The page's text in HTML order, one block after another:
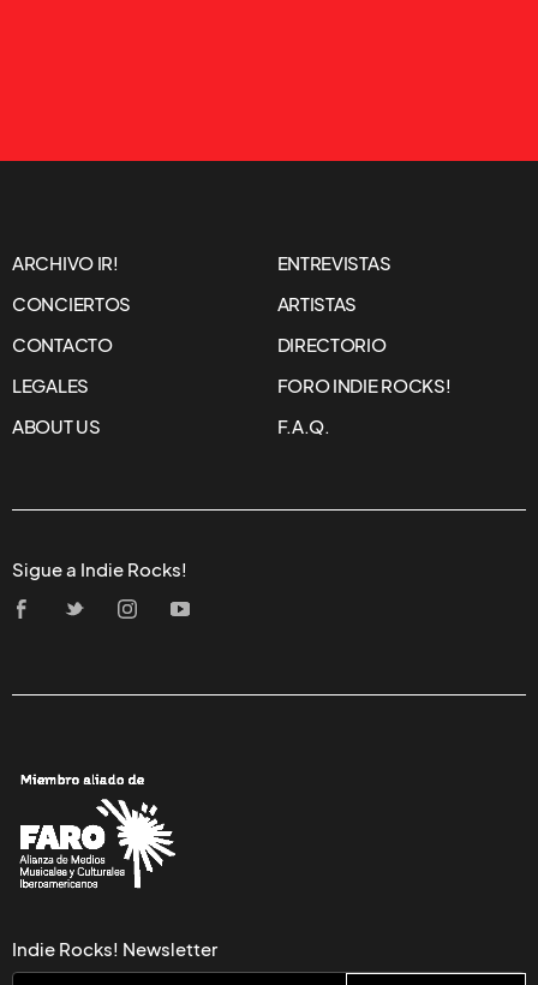
ARCHIVO IR!
ENTREVISTAS
CONCIERTOS
ARTISTAS
CONTACTO
DIRECTORIO
LEGALES
FORO INDIE ROCKS!
ABOUT US
F.A.Q.
Sigue a Indie Rocks!
Indie Rocks! Newsletter